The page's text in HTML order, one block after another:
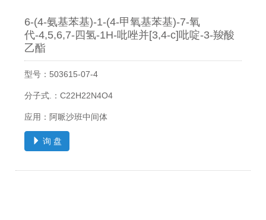
6-(4-氨基苯基)-1-(4-甲氧基苯基)-7-氧
代-4,5,6,7-四氢-1H-吡唑并[3,4-c]吡啶-3-羧酸
乙酯
型号：503615-07-4
分子式.：C22H22N4O4
应用：阿哌沙班中间体
询 盘